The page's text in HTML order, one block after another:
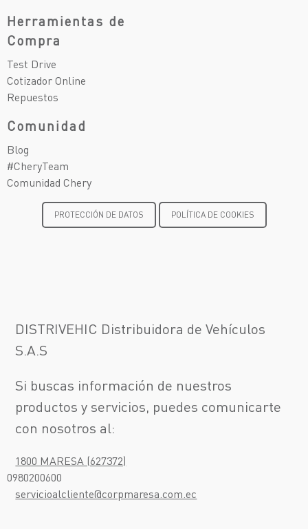
¡Escríbenos!
Herramientas de
Compra
Test Drive
Cotizador Online
Repuestos
Comunidad
Blog
#CheryTeam
Comunidad Chery
PROTECCIÓN DE DATOS POLÍTICA DE COOKIES
DISTRIVEHIC Distribuidora de Vehículos
S.A.S
Si buscas información de nuestros
productos y servicios, puedes comunicarte
con nosotros al:
1800 MARESA (627372)
0980200600
servicioalcliente@corpmaresa.com.ec